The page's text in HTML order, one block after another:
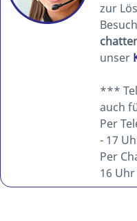
zur
unser
***
auch
Per
- 17
Per
16